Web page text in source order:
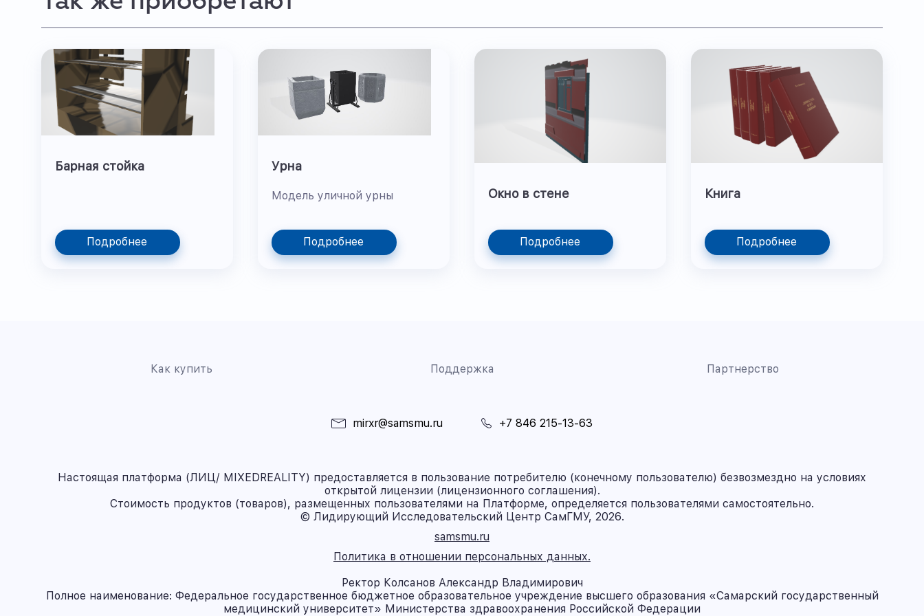
Барная стойка
Подробнее
Урна
Модель уличной урны
Подробнее
Окно в стене
Подробнее
Книга
Подробнее
Как купить Поддержка Партнерство
mirxr@samsmu.ru +7 846 215-13-63
Настоящая платформа (ЛИЦ/ MIXEDREALITY) предоставляется в пользование потребителю (конечному пользователю) безвозмездно на условиях
открытой лицензии (лицензионного соглашения).
Стоимость продуктов (товаров), размещенных пользователями на Платформе, определяется пользователями самостоятельно.
© Лидирующий Исследовательский Центр СамГМУ, 2026.
samsmu.ru
Политика в отношении персональных данных.
Ректор Колсанов Александр Владимирович
Полное наименование: Федеральное государственное бюджетное образовательное учреждение высшего образования «Самарский государственный
медицинский университет» Министерства здравоохранения Российской Федерации